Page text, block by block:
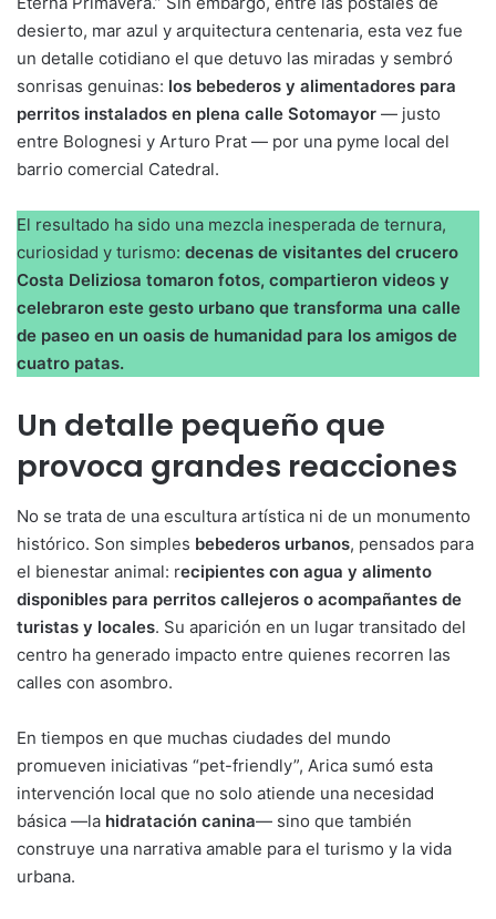
desierto, mar azul y arquitectura centenaria, esta vez fue
un detalle cotidiano el que detuvo las miradas y sembró
sonrisas genuinas: los bebederos y alimentadores para
perritos instalados en plena calle Sotomayor — justo
entre Bolognesi y Arturo Prat — por una pyme local del
barrio comercial Catedral.
El resultado ha sido una mezcla inesperada de ternura,
curiosidad y turismo: decenas de visitantes del crucero
Costa Deliziosa tomaron fotos, compartieron videos y
celebraron este gesto urbano que transforma una calle
de paseo en un oasis de humanidad para los amigos de
cuatro patas.
Un detalle pequeño que
provoca grandes reacciones
No se trata de una escultura artística ni de un monumento
histórico. Son simples bebederos urbanos, pensados para
el bienestar animal: recipientes con agua y alimento
disponibles para perritos callejeros o acompañantes de
turistas y locales. Su aparición en un lugar transitado del
centro ha generado impacto entre quienes recorren las
calles con asombro.
En tiempos en que muchas ciudades del mundo
promueven iniciativas “pet-friendly”, Arica sumó esta
intervención local que no solo atiende una necesidad
básica —la hidratación canina— sino que también
construye una narrativa amable para el turismo y la vida
urbana.